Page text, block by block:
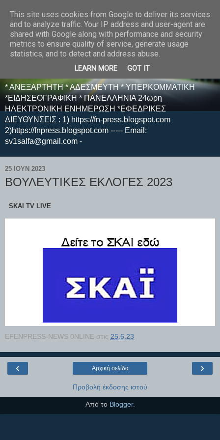
E F E N P R E S S -
ΗΛΕΚΤΡΟΝΙΚΗ
ΕΦΗΜΕΡΙΔΑ
* ΑΝΕΞΑΡΤΗΤΗ * ΑΔΕΣΜΕΥΤΗ * ΥΠΕΡΚΟΜΜΑΤΙΚΗ
*ΕΙΔΗΣΕΟΓΡΑΦΙΚΗ * ΠΑΝΕΛΛΗΝΙΑ 24ωρη
ΗΛΕΚΤΡΟΝΙΚΗ ΕΝΗΜΕΡΩΣΗ *ΕΦΕΔΡΙΚΕΣ
ΔΙΕΥΘΥΝΣΕΙΣ : 1) https://fn-press.blogspot.com
2)https://fnpress.blogspot.com ----- Email:
sv1salfa@gmail.com -
25 ΙΟΥΝ 2023
ΒΟΥΛΕΥΤΙΚΕΣ ΕΚΛΟΓΕΣ 2023
SKAI TV LIVE
EFENPRESS-NEWS 0NLINE στις 25.6.23
‹ ›
Αρχική σελίδα
Προβολή έκδοσης ιστού
Από το Blogger.
This site uses cookies from Google to deliver its services
and to analyze traffic. Your IP address and user-agent are
shared with Google along with performance and security
metrics to ensure quality of service, generate usage
statistics, and to detect and address abuse.
LEARN MORE GOT IT